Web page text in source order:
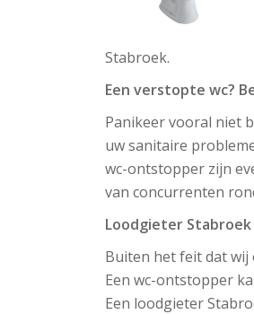
Stabroek.
Een verstopte wc?
Panikeer vooral niet
uw sanitaire
wc-ontstopper zijn
van concurrenten
Loodgieter
Buiten het feit dat
Een wc-ontstopper
Een loodgieter